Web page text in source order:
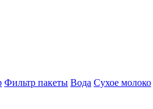
Фильтр пакеты Вода Сухое молоко